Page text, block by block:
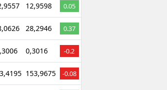
12,9598 0.05
28,2946 0.37
0,3016 -0.2
153,9675 -0.08